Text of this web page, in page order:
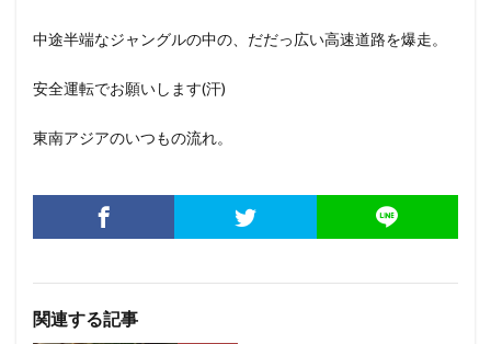
中途半端なジャングルの中の、だだっ広い高速道路を爆走。
安全運転でお願いします(汗)
東南アジアのいつもの流れ。
関連する記事